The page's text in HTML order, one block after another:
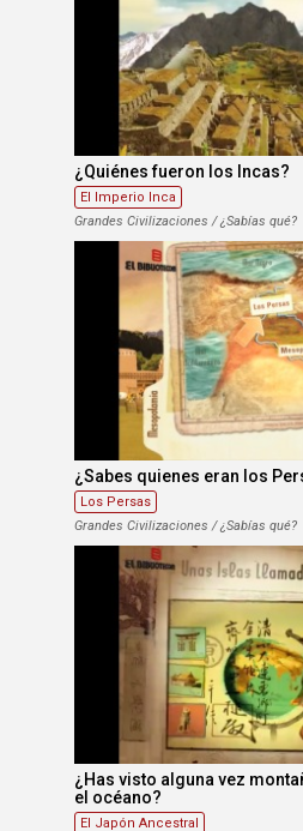
¿Quiénes fueron los Incas?
El Imperio Inca
Grandes Civilizaciones / ¿Sabías qué?
¿Sabes quienes eran los
Los Persas
Grandes Civilizaciones / ¿Sabías qué?
¿Has visto alguna vez
el océano?
El Japón Ancestral